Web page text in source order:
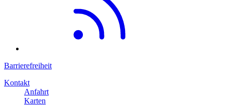
Barrierefreiheit
Kontakt
Anfahrt
Karten